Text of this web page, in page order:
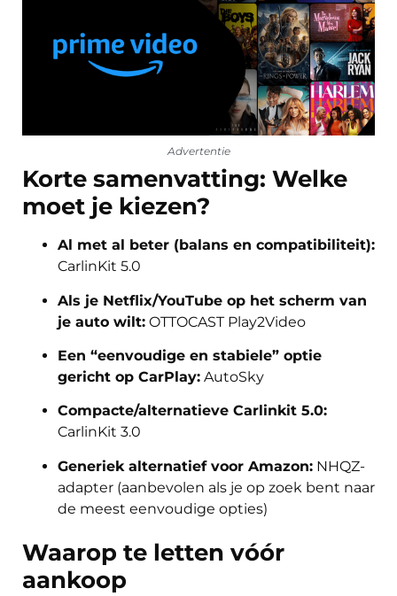
Advertentie
Korte samenvatting: Welke
moet je kiezen?
Al met al beter (balans en compatibiliteit):
CarlinKit 5.0
Als je Netflix/YouTube op het scherm van
je auto wilt: OTTOCAST Play2Video
Een “eenvoudige en stabiele” optie
gericht op CarPlay: AutoSky
Compacte/alternatieve Carlinkit 5.0:
CarlinKit 3.0
Generiek alternatief voor Amazon: NHQZ-
adapter (aanbevolen als je op zoek bent naar
de meest eenvoudige opties)
Waarop te letten vóór
aankoop